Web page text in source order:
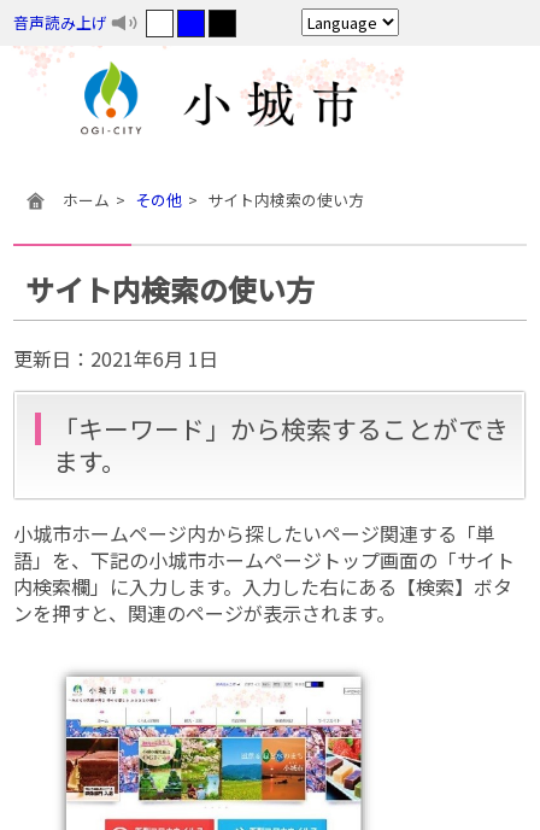
音声読み上げ
ホーム その他 サイト内検索の使い方
サイト内検索の使い方
更新日： 2021年6月 1日
「キーワード」から検索することができ
ます。
小城市ホームページ内から探したいページ関連する「単
語」を、下記の小城市ホームページトップ画面の「サイト
内検索欄」に入力します。入力した右にある【検索】ボタ
ンを押すと、関連のページが表示されます。